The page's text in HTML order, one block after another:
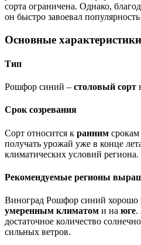
сорта ограничена. Однако,
он быстро завоевал
Основные характеристики
Тип
Рошфор синий – столовый сорт
Срок созревания
Сорт относится к ранним срокам
получать урожай уже в конце
климатических условий региона.
Рекомендуемые регионы
Виноград Рошфор синий хорошо
умеренным климатом и на юге.
достаточное количество
сильных ветров.